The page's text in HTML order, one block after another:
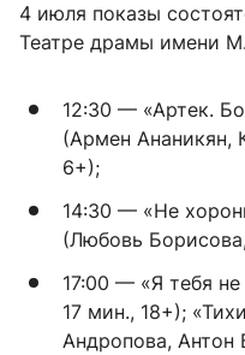
4 июля показы
Театре драмы имени
12:30 — «Артек.
(Армен Ананикян,
6+);
14:30 — «Не
(Любовь
17:00 — «Я тебя
17 мин., 18+);
Андропова, Антон